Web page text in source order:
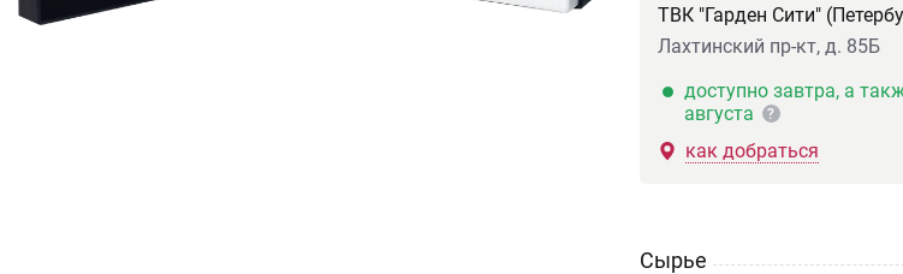
ТВК "Гарден Сити"
Лахтинский пр-кт, д. 85Б
доступно завтра, а
августа
?
как добраться
Сырье